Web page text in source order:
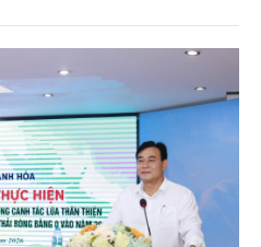
và cam kết bền vững
tiêu đưa phát thải ròng
2050.